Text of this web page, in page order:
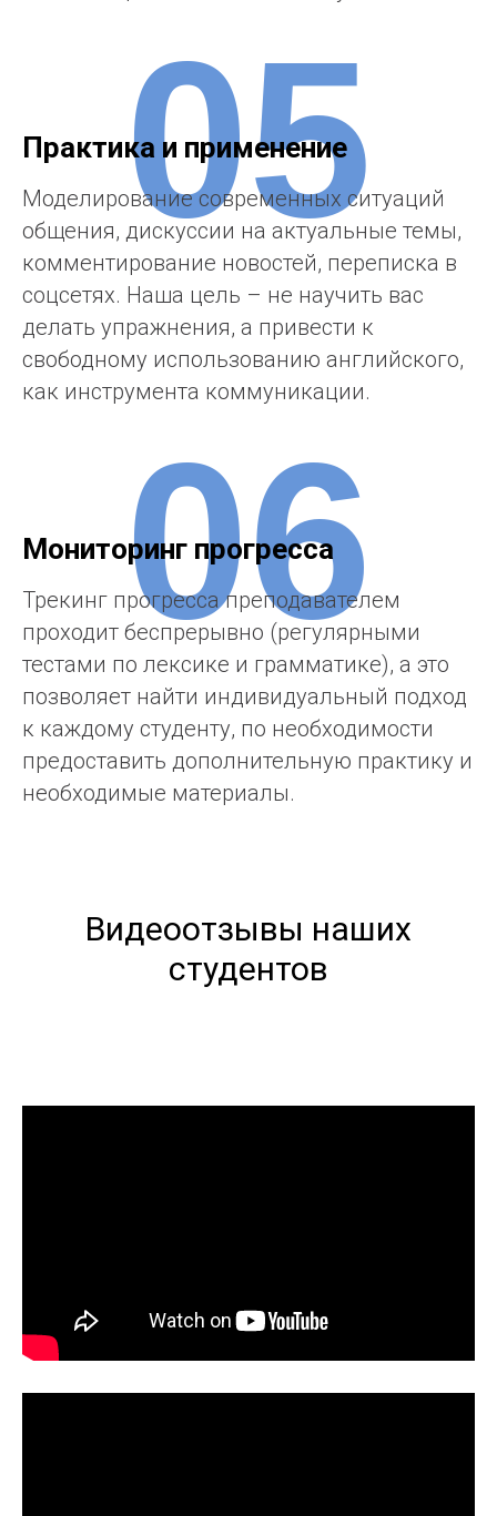
Практика и применение
Моделирование современных ситуаций
общения, дискуcсии на актуальные темы,
комментирование новостей, переписка в
соцсетях. Наша цель – не научить вас
делать упражнения, а привести к
свободному использованию английского,
как инструмента коммуникации.
05
Мониторинг прогресса
Трекинг прогресса преподавателем
проходит беспрерывно (регулярными
тестами по лексике и грамматике), а это
позволяет найти индивидуальный подход
к каждому студенту, по необходимости
предоставить дополнительную практику и
необходимые материалы.
06
Видеоотзывы наших
студентов